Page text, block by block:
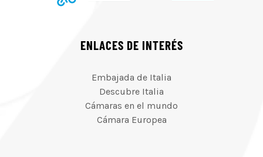
ENLACES DE INTERÉS
Embajada de Italia
Descubre Italia
Cámaras en el mundo
Cámara Europea